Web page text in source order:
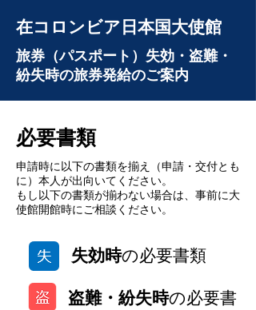
在コロンビア日本国大使館
旅券（パスポート）失効・盗難・
紛失時の旅券発給のご案内
必要書類
申請時に以下の書類を揃え（申請・交付とも
に）本人が出向いてください。
もし以下の書類が揃わない場合は、事前に大
使館開館時にご相談ください。
失効時の必要書類
盗難・紛失時の必要書